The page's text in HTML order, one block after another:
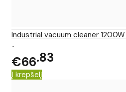
Industrial vacuum cleaner 1200W
..
€66 83
Į krepšelį